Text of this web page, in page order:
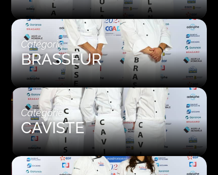
Catégorie
BRASSEUR
Catégorie
CAVISTE